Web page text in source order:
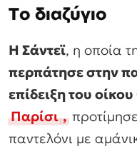
Το διαζύγιο
Η Σάντεϊ, η οποία
περπάτησε στην
επίδειξη του
Παρίσι ,
παντελόνι με